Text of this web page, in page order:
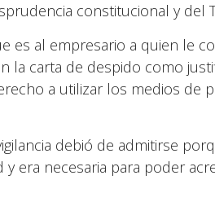
constitucional y del
es al empresario a quien le
la carta de despido como
a utilizar los medios de
debió de admitirse
era necesaria para poder